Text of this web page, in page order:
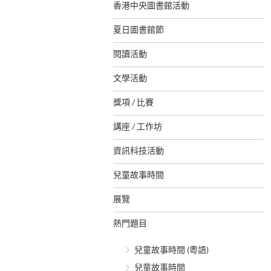
香港中央圖書館活動
夏日圖書館節
閱讀活動
文學活動
獎項 / 比賽
講座 / 工作坊
資訊科技活動
兒童故事時間
展覽
熱門題目
兒童故事時間 (粵語)
兒童故事時間